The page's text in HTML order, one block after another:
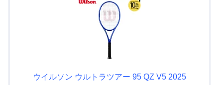
ウイルソン ウルトラツアー 95 QZ V5 2025